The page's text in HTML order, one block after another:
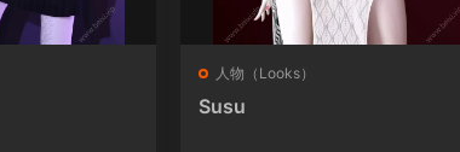
人物（Looks）
Susu